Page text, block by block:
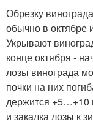
Обрезку
обычно в октябре
Укрывают
конце октября -
лозы винограда
почки на них
держится +5…+10
и закалка лозы к